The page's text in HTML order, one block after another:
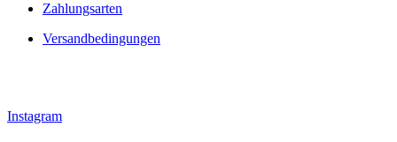
Zahlungsarten
Versandbedingungen
Instagram